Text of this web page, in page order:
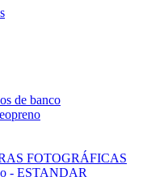
de banco
FOTOGRÁFICAS
- ESTANDAR